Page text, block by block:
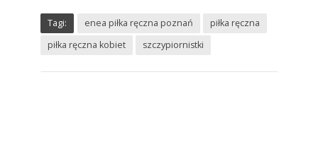
Tagi: enea piłka ręczna poznań
piłka ręczna
piłka ręczna kobiet
szczypiornistki